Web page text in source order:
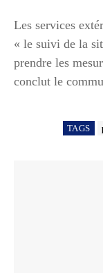
Les services
« le suivi de la
prendre les
conclut le
TAGS